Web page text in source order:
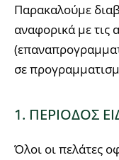
Παρακαλούμε
αναφορικά με τις
σε
1. ΠΕΡΙΟΔΟΣ
Όλοι οι πελάτες